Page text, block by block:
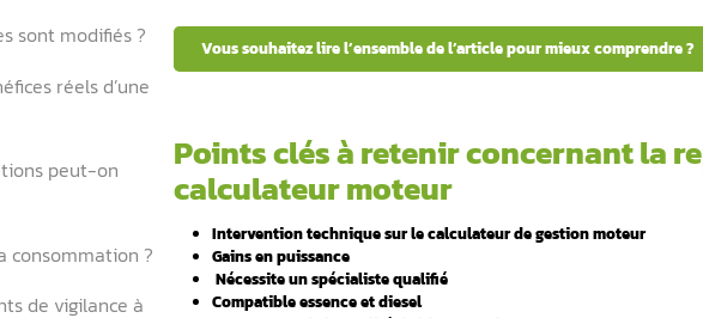
offrent les meilleurs
une
dans la pratique ?
sont les étapes d’une
?
Vous vous posez des questions sur la
de votre véhicule ? Vous hésitez à franchir
solution technique éprouvée pour
Contactez notre équipe d’experts au 06 98 66
Voici les points essentiels de cet article